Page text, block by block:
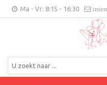
Ma - Vr: 8:15 - 16:30